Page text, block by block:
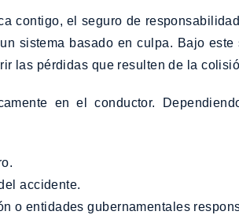
contigo, el seguro de
sistema basado en culpa. Bajo
las pérdidas que resulten de la
en el conductor.
accidente.
o entidades gubernamentales